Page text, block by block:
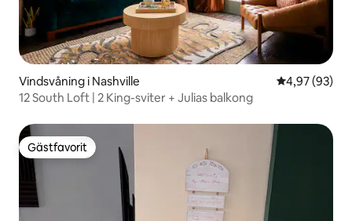
Vindsvåning i Nashville 4,97 av 5 i
4,97 (93)
12 South Loft | 2 King-sviter + Julias balkong
Gästfavorit
Gästfavorit